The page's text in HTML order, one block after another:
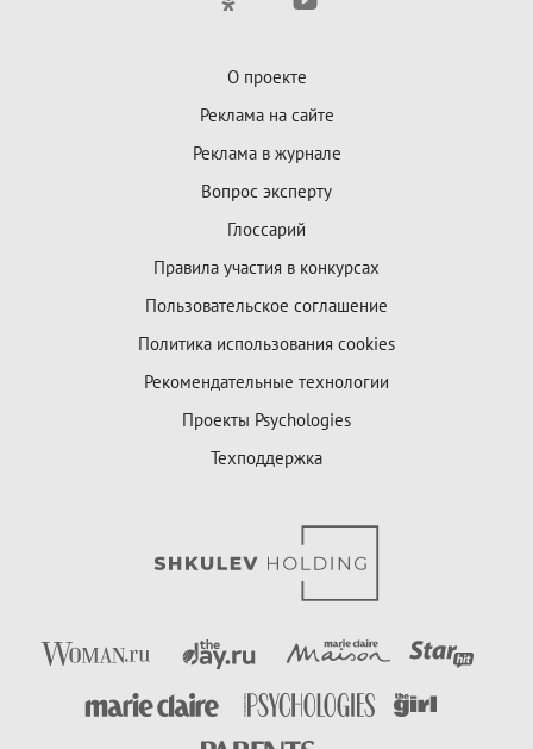
О проекте
Реклама на сайте
Реклама в журнале
Вопрос эксперту
Глоссарий
Правила участия в конкурсах
Пользовательское соглашение
Политика использования cookies
Рекомендательные технологии
Проекты Psychologies
Техподдержка